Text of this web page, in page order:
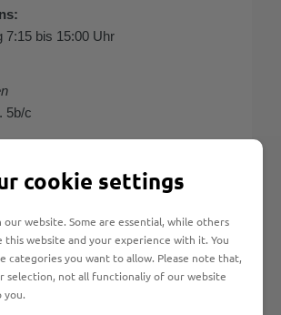
7:15 bis 15:00 Uhr
5b/c
122
192
cookie settings
our website. Some are essential, while others
this website and your experience with it. You
categories you want to allow. Please note that,
selection, not all functionaliy of our website
you.